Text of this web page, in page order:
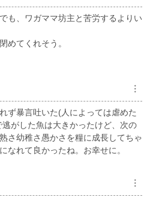
も、ワガママ坊主と苦労するよりい
めてくれそう。
︙
ず暴言吐いた(人によっては虐めた
がした魚は大きかったけど、次の
さ幼稚さ愚かさを糧に成長してちゃ
なれて良かったね。お幸せに。
︙